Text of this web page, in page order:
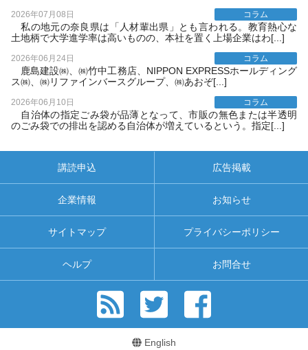
2026年07月08日 コラム
私の地元の奈良県は「人材輩出県」とも言われる。教育熱心な
土地柄で大学進学率は高いものの、本社を置く上場企業はわ[...]
2026年06月24日 コラム
鹿島建設㈱、㈱竹中工務店、NIPPON EXPRESSホールディング
ス㈱、㈱リファインバースグループ、㈱あおぞ[...]
2026年06月10日 コラム
自治体の指定ごみ袋が品薄となって、市販の無色または半透明
のごみ袋での排出を認める自治体が増えているという。指定[...]
講読申込 広告掲載
企業情報 お知らせ
サイトマップ プライバシーポリシー
ヘルプ お問合せ
English